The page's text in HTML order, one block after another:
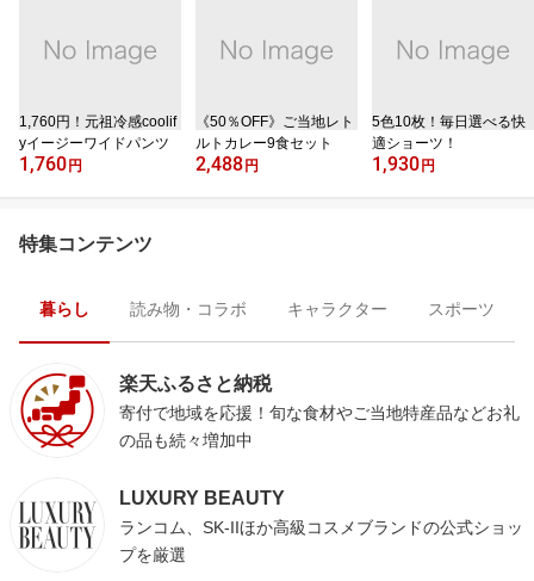
1,760円！元祖冷感coolif
yイージーワイドパンツ
1,760 円
《50％OFF》ご当地レト
ルトカレー9食セット
2,488 円
5色10枚！毎日選べる快
適ショーツ！
1,930 円
特集コンテンツ
暮らし 読み物・コラボ キャラクター スポーツ
楽天ふるさと納税
寄付で地域を応援！旬な食材やご当地特産品などお礼
の品も続々増加中
LUXURY BEAUTY
ランコム、SK-IIほか高級コスメブランドの公式ショッ
プを厳選